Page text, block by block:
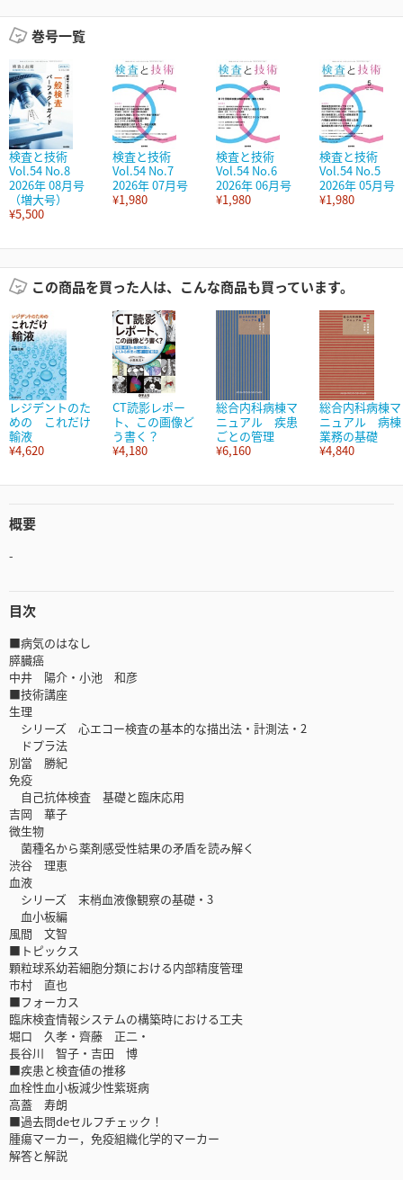
巻号一覧
検査と技術
Vol.54 No.8
2026年 08月号
（増大号）
¥5,500
検査と技術
Vol.54 No.7
2026年 07月号
¥1,980
検査と技術
Vol.54 No.6
2026年 06月号
¥1,980
検査と技術
Vol.54 No.5
2026年 05月号
¥1,980
この商品を買った人は、こんな商品も買っています。
レジデントのた
めの これだけ
輸液
¥4,620
CT読影レポー
ト、この画像ど
う書く？
¥4,180
総合内科病棟マ
ニュアル 疾患
ごとの管理
¥6,160
総合内科病棟マ
ニュアル 病棟
業務の基礎
¥4,840
概要
-
目次
■病気のはなし
膵臓癌
中井 陽介・小池 和彦
■技術講座
生理
シリーズ 心エコー検査の基本的な描出法・計測法・2
ドプラ法
別當 勝紀
免疫
自己抗体検査 基礎と臨床応用
吉岡 華子
微生物
菌種名から薬剤感受性結果の矛盾を読み解く
渋谷 理恵
血液
シリーズ 末梢血液像観察の基礎・3
血小板編
風間 文智
■トピックス
顆粒球系幼若細胞分類における内部精度管理
市村 直也
■フォーカス
臨床検査情報システムの構築時における工夫
堀口 久孝・齊藤 正二・
長谷川 智子・吉田 博
■疾患と検査値の推移
血栓性血小板減少性紫斑病
高蓋 寿朗
■過去問deセルフチェック！
腫瘍マーカー，免疫組織化学的マーカー
解答と解説